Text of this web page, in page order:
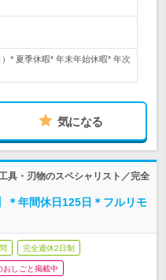
* 夏季休暇* 年末年始休暇* 年次
気になる
具・刃物のスペシャリスト／完全
＊年間休日125日＊フルリモ
完全週休2日制
おしごと掲載中